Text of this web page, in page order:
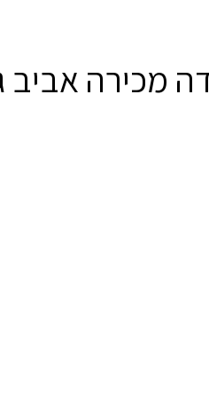
מכירה אביב